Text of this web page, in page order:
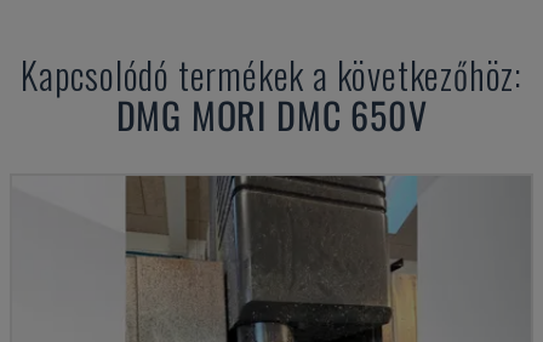
Kapcsolódó termékek a következőhöz:
DMG MORI DMC 650V